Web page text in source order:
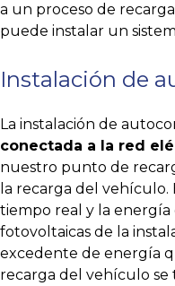
a un proceso de
puede instalar un
Instalación de
La instalación de
conectada a la red
nuestro punto de
la recarga del vehículo.
tiempo real y la energía
fotovoltaicas de la
excedente de energía
recarga del vehículo se